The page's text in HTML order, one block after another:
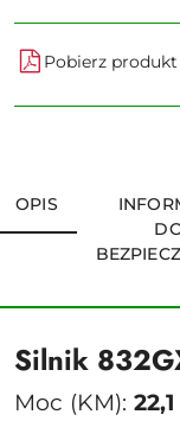
Pobierz
OPIS
Silnik
Moc (KM): 22,1